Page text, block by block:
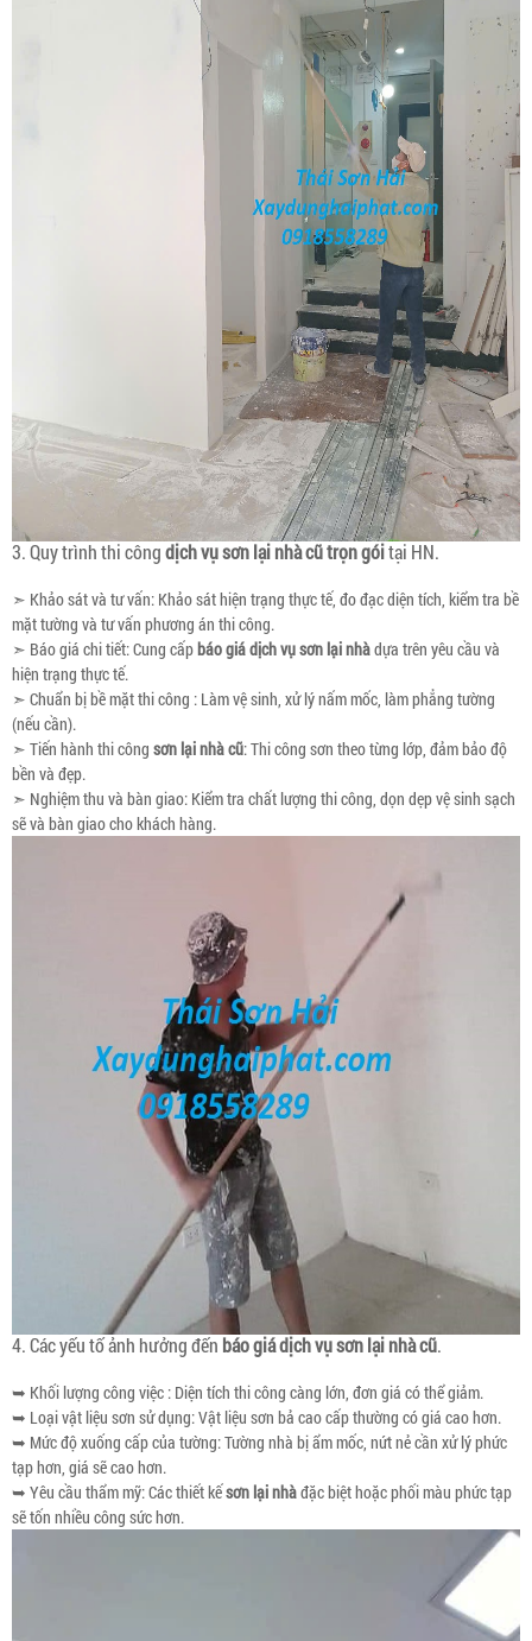
3. Quy trình thi côngdịch vụ sơn lại nhà cũtrọn góitại HN.
➣ Khảo sát và tư vấn: Khảo sát hiện trạng thực tế, đo đạc diện tích, kiểm tra bề
mặt tường và tư vấn phương án thi công.
➣ Báo giá chi tiết: Cung cấpbáo giá dịch vụ sơn lại nhàdựa trên yêu cầu và
hiện trạng thực tế.
➣ Chuẩn bị bề mặt thi công : Làm vệ sinh, xử lý nấm mốc, làm phẳng tường
(nếu cần).
➣ Tiến hành thi công sơn lại nhà cũ: Thi công sơn theo từng lớp, đảm bảo độ
bền và đẹp.
➣ Nghiệm thu và bàn giao: Kiểm tra chất lượng thi công, dọn dẹp vệ sinh sạch
sẽ và bàn giao cho khách hàng.
4. Các yếu tố ảnh hưởng đến báo giá dịch vụ sơn lại nhà cũ.
➥ Khối lượng công việc : Diện tích thi công càng lớn, đơn giá có thể giảm.
➥ Loại vật liệu sơn sử dụng: Vật liệu sơn bả cao cấp thường có giá cao hơn.
➥ Mức độ xuống cấp của tường: Tường nhà bị ẩm mốc, nứt nẻ cần xử lý phức
tạp hơn, giá sẽ cao hơn.
➥ Yêu cầu thẩm mỹ: Các thiết kếsơn lại nhàđặc biệt hoặc phối màu phức tạp
sẽ tốn nhiều công sức hơn.